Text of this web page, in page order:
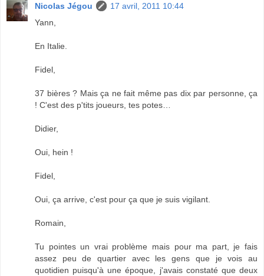
Nicolas Jégou
17 avril, 2011 10:44
Yann,
En Italie.
Fidel,
37 bières ? Mais ça ne fait même pas dix par personne, ça
! C'est des p'tits joueurs, tes potes…
Didier,
Oui, hein !
Fidel,
Oui, ça arrive, c'est pour ça que je suis vigilant.
Romain,
Tu pointes un vrai problème mais pour ma part, je fais
assez peu de quartier avec les gens que je vois au
quotidien puisqu'à une époque, j'avais constaté que deux